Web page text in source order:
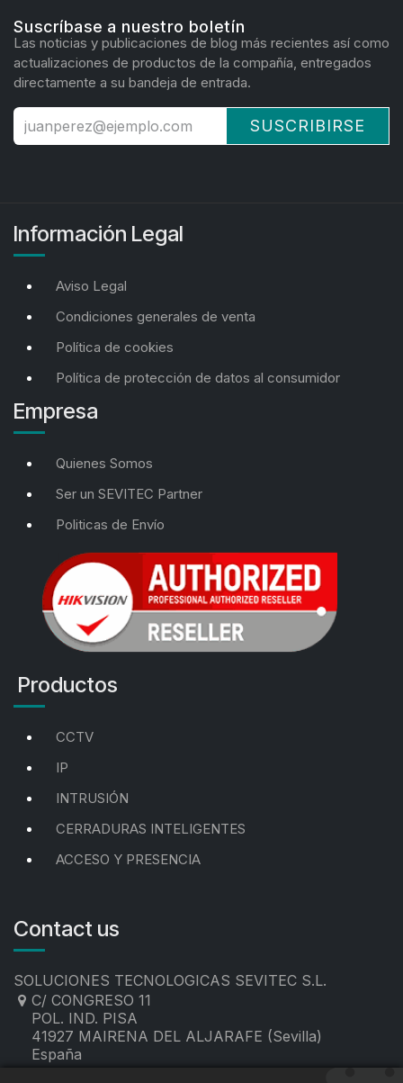
Suscríbase a nuestro boletín
Las noticias y publicaciones de blog más recientes así como
actualizaciones de productos de la compañía, entregados
directamente a su bandeja de entrada.
SUSCRIBIRSE
Información Legal
Aviso Legal
Condiciones generales de venta
Política de cookies
Política de protección de datos al consumidor
Empresa
Quienes Somos
Ser un SEVITEC Partner
Politicas de Envío
Productos
CCTV
IP
INTRUSIÓN
CERRADURAS INTELIGENTES
ACCESO Y PRESENCIA
Contact us
SOLUCIONES TECNOLOGICAS SEVITEC S.L.
C/ CONGRESO 11
POL. IND. PISA
41927 MAIRENA DEL ALJARAFE (Sevilla)
España